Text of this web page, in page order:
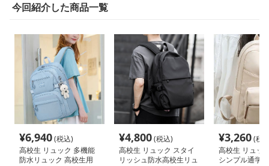
今回紹介した商品一覧
¥6,940(税込)
高校生 リュック 多機能
防水リュック 高校生用
¥4,800(税込)
高校生 リュック スタイ
リッシュ防水高校生リュ
¥3,260(税
高校生 リュッ
シンプル通学